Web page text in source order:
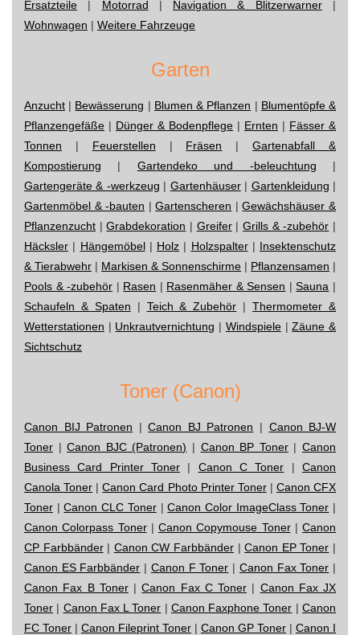
Ersatzteile | Motorrad | Navigation & Blitzerwarner|
Wohnwagen | Weitere Fahrzeuge
Garten
Anzucht | Bewässerung | Blumen & Pflanzen | Blumentöpfe &
Pflanzengefäße | Dünger & Bodenpflege | Ernten | Fässer &
Tonnen | Feuerstellen | Fräsen |Gartenabfall &
Kompostierung | Gartendeko und -beleuchtung |
Gartengeräte & -werkzeug | Gartenhäuser| Gartenkleidung |
Gartenmöbel & -bauten |Gartenscheren |Gewächshäuser &
Pflanzenzucht |Grabdekoration | Greifer|Grills & -zubehör |
Häcksler | Hängemöbel| Holz | Holzspalter| Insektenschutz
& Tierabwehr | Markisen & Sonnenschirme | Pflanzensamen |
Pools & -zubehör | Rasen | Rasenmäher & Sensen |Sauna |
Schaufeln & Spaten | Teich & Zubehör |Thermometer &
Wetterstationen | Unkrautvernichtung | Windspiele|Zäune &
Sichtschutz
Toner (Canon)
Canon BIJ Patronen |Canon BJ Patronen | Canon BJ-W
Toner |Canon BJC (Patronen) | Canon BP Toner|Canon
Business Card Printer Toner | Canon C Toner |Canon
Canola Toner |Canon Card Photo Printer Toner| Canon CFX
Toner |Canon CLC Toner|Canon Color ImageClass Toner |
Canon Colorpass Toner| Canon Copymouse Toner| Canon
CP Farbbänder| Canon CW Farbbänder |Canon EP Toner |
Canon ES Farbbänder | Canon F Toner | Canon Fax Toner |
Canon Fax B Toner|Canon Fax C Toner | Canon Fax JX
Toner | Canon Fax L Toner | Canon Faxphone Toner |Canon
FC Toner | Canon Fileprint Toner | Canon GP Toner | Canon I